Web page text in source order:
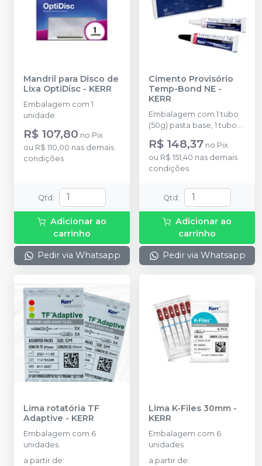
Mandril para Disco de
Lixa OptiDisc - KERR
Embalagem com 1
unidade.
R$ 107,80 no Pix
ou R$ 110,00 nas demais
condições
Qtd:
Adicionar ao
carrinho
Pedir via Whatsapp
Cimento Provisório
Temp-Bond NE -
KERR
Embalagem com 1 tubo
(50g) pasta base, 1 tubo
1 bloco para mistura.
R$ 148,37 no Pix
ou R$ 151,40 nas demais
condições
Qtd:
Adicionar ao
carrinho
Pedir via Whatsapp
Lima rotatória TF
Adaptive - KERR
Embalagem com 6
unidades.
a partir de:
Lima K-Files 30mm -
KERR
Embalagem com 6
unidades
a partir de: